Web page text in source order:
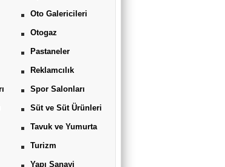
Oto Galericileri
Otogaz
Pastaneler
Reklamcılık
Spor Salonları
Süt ve Süt Ürünleri
Tavuk ve Yumurta
Turizm
Yapı Sanayi